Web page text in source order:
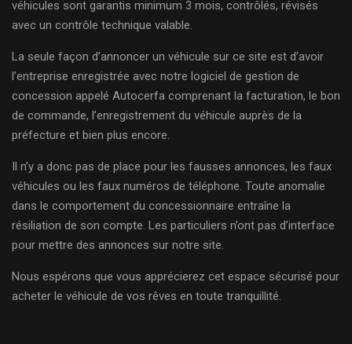
véhicules sont garantis minimum 3 mois, contrôlés, révisés
avec un contrôle technique valable.
La seule façon d’annoncer un véhicule sur ce site est d’avoir
l’entreprise enregistrée avec notre logiciel de gestion de
concession appelé Autocerfa comprenant la facturation, le bon
de commande, l’enregistrement du véhicule auprès de la
préfecture et bien plus encore.
Il n’y a donc pas de place pour les fausses annonces, les faux
véhicules ou les faux numéros de téléphone. Toute anomalie
dans le comportement du concessionnaire entraîne la
résiliation de son compte. Les particuliers n’ont pas d’interface
pour mettre des annonces sur notre site.
Nous espérons que vous apprécierez cet espace sécurisé pour
acheter le véhicule de vos rêves en toute tranquillité.